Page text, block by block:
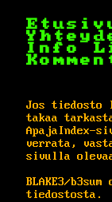
Info
Jos
takaa
ApajaIndex-
verrata,
sivulla
BLAKE3/
tiedostosta.